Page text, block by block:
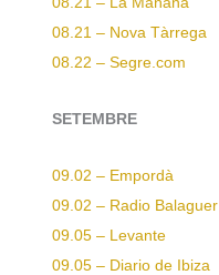
08.21 – Nova Tàrrega
08.22 – Segre.com
SETEMBRE
09.02 – Empordà
09.02 – Radio Balaguer
09.05 – Levante
09.05 – Diario de Ibiza